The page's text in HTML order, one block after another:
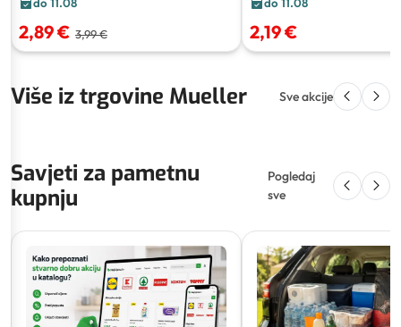
do 11.08
2,89 € 3,99 €
do 11.08
2,19 €
Više iz trgovine Mueller Sve akcije
Savjeti za pametnu
kupnju
Pogledaj
sve